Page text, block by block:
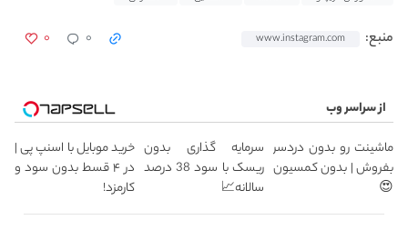
منبع: www.instagram.com ۰ ۰
از سراسر وب
ماشینت رو بدون دردسر
بفروش | بدون کمسیون
😍
سرمایه گذاری بدون
ریسک با سود 38 درصد
سالانه📈
خرید موبایل با اسنپ پی |
در ۴ قسط بدون سود و
کارمزد!